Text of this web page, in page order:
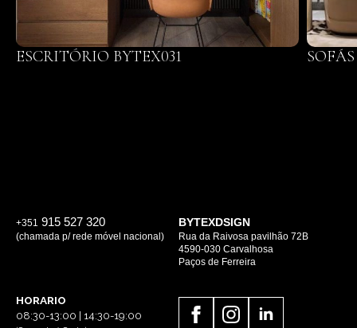
ESCRITÓRIO BYTEX031
+351 915 527 320
(chamada p/ rede móvel nacional)
BYTEXDSIGN
Rua da Raivosa pavilhão 72B
4590-030 Carvalhosa
Paços de Ferreira
HORARIO
08:30-13:00 | 14:30-19:00